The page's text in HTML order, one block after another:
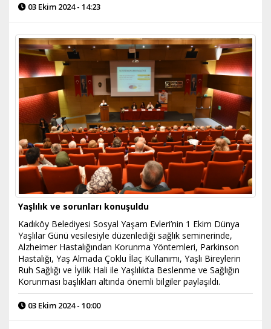
03 Ekim 2024 - 14:23
Yaşlılık ve sorunları konuşuldu
Kadıköy Belediyesi Sosyal Yaşam Evleri’nin 1 Ekim Dünya
Yaşlılar Günü vesilesiyle düzenlediği sağlık seminerinde,
Alzheimer Hastalığından Korunma Yöntemleri, Parkinson
Hastalığı, Yaş Almada Çoklu İlaç Kullanımı, Yaşlı Bireylerin
Ruh Sağlığı ve İyilik Hali ile Yaşlılıkta Beslenme ve Sağlığın
Korunması başlıkları altında önemli bilgiler paylaşıldı.
03 Ekim 2024 - 10:00